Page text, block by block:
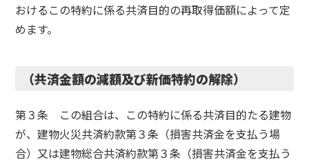
おけるこの特約に係る共済目的の再取得価額によって定
めます。
（共済金額の減額及び新価特約の解除）
第３条 この組合は、この特約に係る共済目的たる建物
が、建物火災共済約款第３条（損害共済金を支払う場
合）又は建物総合共済約款第３条（損害共済金を支払う